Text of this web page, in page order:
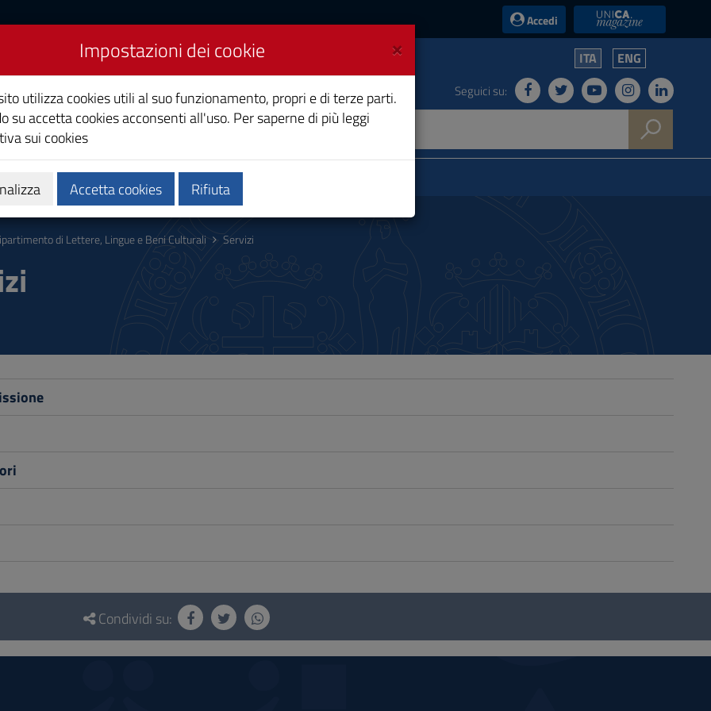
Accedi UniCA News
Lingue e Beni
ITA ENG
Seguici su:
Persone
di Lettere, Lingue e Beni Culturali Servizi
Condividi su:
×
Impostazioni dei cookie
utilizza cookies utili al suo funzionamento, propri e di terze parti.
su accetta cookies acconsenti all'uso. Per saperne di più leggi
sui cookies
Accetta cookies Rifiuta